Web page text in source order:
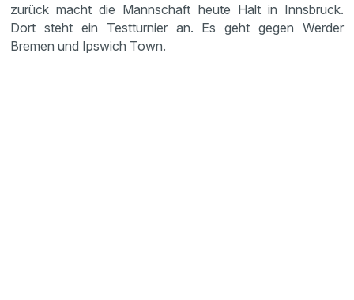
zurück macht die Mannschaft heute Halt in Innsbruck.
Dort steht ein Testturnier an. Es geht gegen Werder
Bremen und Ipswich Town.